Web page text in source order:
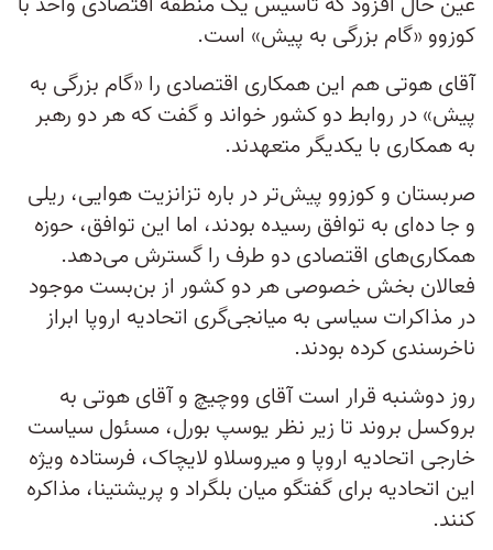
کوزوو «گام بزرگی به پیش» است.
آقای هوتی هم این همکاری اقتصادی را «گام بزرگی به
پیش» در روابط دو کشور خواند و گفت که هر دو رهبر
به همکاری با یکدیگر متعهدند.
صربستان و کوزوو پیش‌تر در باره تزانزیت هوایی، ریلی
و جا ده‌ای به توافق رسیده بودند، اما این توافق، حوزه
همکاری‌های اقتصادی دو طرف را گسترش می‌دهد.
فعالان بخش خصوصی هر دو کشور از بن‌بست موجود
در مذاکرات سیاسی به میانجی‌گری اتحادیه اروپا ابراز
ناخرسندی کرده بودند.
روز دوشنبه قرار است آقای ووچیچ و آقای هوتی به
بروکسل بروند تا زیر نظر یوسپ بورل، مسئول سیاست
خارجی اتحادیه اروپا و میروسلاو لایچاک، فرستاده ویژه
این اتحادیه برای گفتگو میان بلگراد و پریشتینا، مذاکره
کنند.